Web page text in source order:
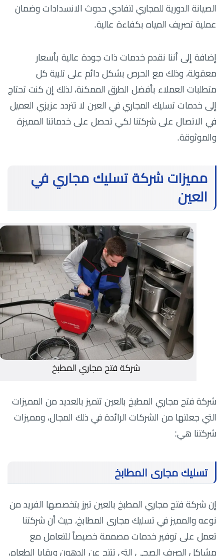
الصيانة الدورية للمجاري لتفادي حدوث الانسدادات وضمان
عملية تصريف المياه بكفاءة عالية.
إضافة إلى أننا نقدم خدمات ذات جودة عالية بأسعار
معقولة، وذلك مع الحرص بشكل دائم على تلبية كل
متطلبات العملاء بأفضل الطرق الممكنة، لذلك إن كنت تحتاج
إلى خدمات تسليك المجاري في العين لا تتردد عزيزي العميل
في الاتصال على شركتنا لكي تحصل على خدماتنا المميزة
والموثوقة.
مميزات شركة تسليك مجاري في
العين
شركة فتح مجاري المطبخ
شركة فتح مجاري المطبخ بالعين تتميز بالعديد من المميزات
التي جعلتها من الشركات الرائدة في ذلك المجال، ومميزات
شركتنا هي:
تسليك مجارى المطابخ
إن شركة فتح مجاري المطبخ بالعين تبرز بتخصصها الفريد من
نوعه والمميز في تسليك مجارى المطابخ، حيث أن شركتنا
تعمل على توفير خدمات مصممة خصيصاً للتعامل مع
مشاكل الصرف الصحي التي تنتج عن الدهون وبقايا الطعام،